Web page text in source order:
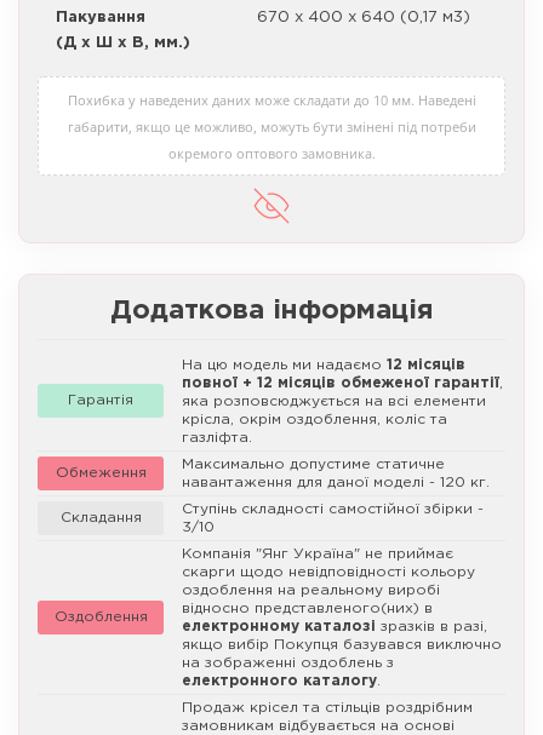
Пакування
(Д х Ш х В, мм.)
670 х 400 х 640 (0,17 м3)
Похибка у наведених даних може складати до 10 мм. Наведені
габарити, якщо це можливо, можуть бути змінені під потреби
окремого оптового замовника.
Додаткова інформація
Гарантія
На цю модель ми надаємо 12 місяців
повної + 12 місяців обмеженої гарантії
яка розповсюджується на всі елементи
крісла, окрім оздоблення, коліс та
газліфта.
Обмеження
Максимально допустиме статичне
навантаження для даної моделі - 120 кг.
Складання
Ступінь складності самостійної збірки -
3/10
Оздоблення
Компанія "Янг Україна" не приймає
скарги щодо невідповідності кольору
оздоблення на реальному виробі
відносно представленого(них) в
електронному каталозі зразків в разі,
якщо вибір Покупця базувався виключно
на зображенні оздоблень з
електронного каталогу
Продаж крісел та стільців роздрібним
замовникам відбувається на основі